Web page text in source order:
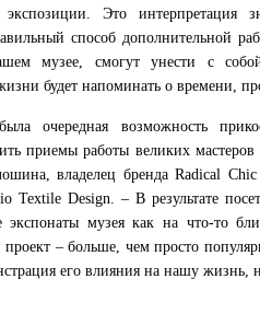
экспозиции. Это интерпретация
способ дополнительной
музее, смогут унести с
будет напоминать о времени,
очередная возможность
приемы работы великих
владелец бренда Radical
Textile Design. – В результате
экспонаты музея как на что-то
– больше, чем просто
его влияния на нашу